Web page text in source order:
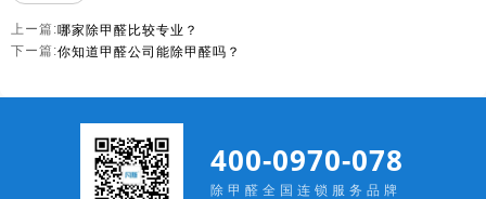
上ー篇:哪家除甲醛比较专业？
下ー篇:你知道甲醛公司能除甲醛吗？
400-0970-078
除甲醛全国连锁服务品牌